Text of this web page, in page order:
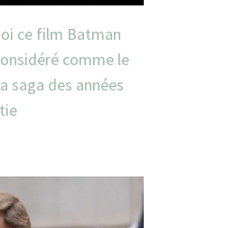
ce film Batman
comme le
saga des années